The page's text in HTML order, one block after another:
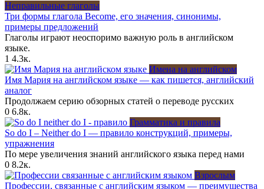
Неправильные глаголы
Три формы глагола Become, его значения, синонимы,
примеры предложений
Глаголы играют неоспоримо важную роль в английском
языке.
1 4.3к.
Имена на английском
Имя Мария на английском языке — как пишется, английский
аналог
Продолжаем серию обзорных статей о переводе русских
0 6.8к.
Грамматика и правила
So do I – Neither do I — правило конструкций, примеры,
упражнения
По мере увеличения знаний английского языка перед нами
0 8.2к.
Взрослым
Профессии, связанные с английским языком — преимущества